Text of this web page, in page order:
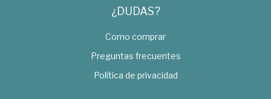
¿DUDAS?
Como comprar
Preguntas frecuentes
Política de privacidad